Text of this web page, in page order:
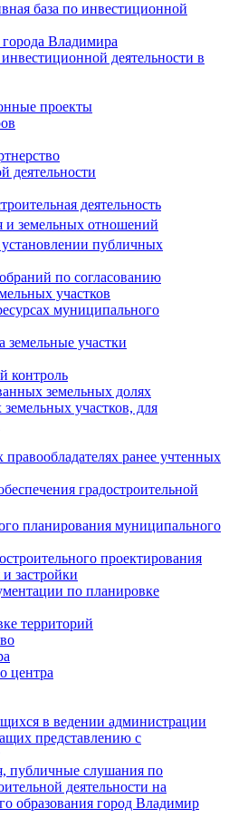
база по инвестиционной
Владимира
деятельности в
проекты
деятельности
деятельность
и земельных отношений
публичных
по согласованию
участков
муниципального
участки
контроль
земельных долях
участков, для
ранее учтенных
градостроительной
планирования муниципального
проектирования
застройки
по планировке
территорий
центра
в ведении администрации
представлению с
публичные слушания по
деятельности на
образования город Владимир